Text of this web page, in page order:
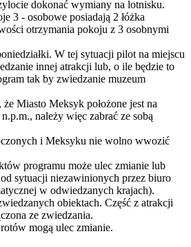
dokonać wymiany na lotnisku.
3 - osobowe posiadają 2 łóżka
otrzymania pokoju z 3 osobnymi
W tej sytuacji pilot na miejscu
innej atrakcji lub, o ile będzie to
tak by zwiedzanie muzeum
Miasto Meksyk położone jest na
należy więc zabrać ze sobą
i Meksyku nie wolno wwozić
programu może ulec zmianie lub
sytuacji niezawinionych przez biuro
w odwiedzanych krajach).
obiektach. Część z atrakcji
ze zwiedzania.
mogą ulec zmianie.